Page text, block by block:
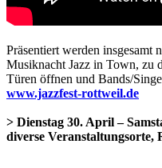
Präsentiert werden insgesamt
Musiknacht Jazz in Town, zu
Türen öffnen und Bands/
www.jazzfest-rottweil.de
> Dienstag 30. April –
diverse Veranstaltungsorte,